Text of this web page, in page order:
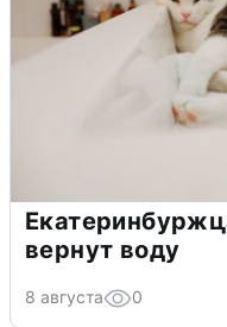
вернут воду
8 августа 0